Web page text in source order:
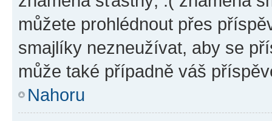
můžete prohlédnout přes
smajlíky nezneužívat, aby se
může také případně váš
Nahoru